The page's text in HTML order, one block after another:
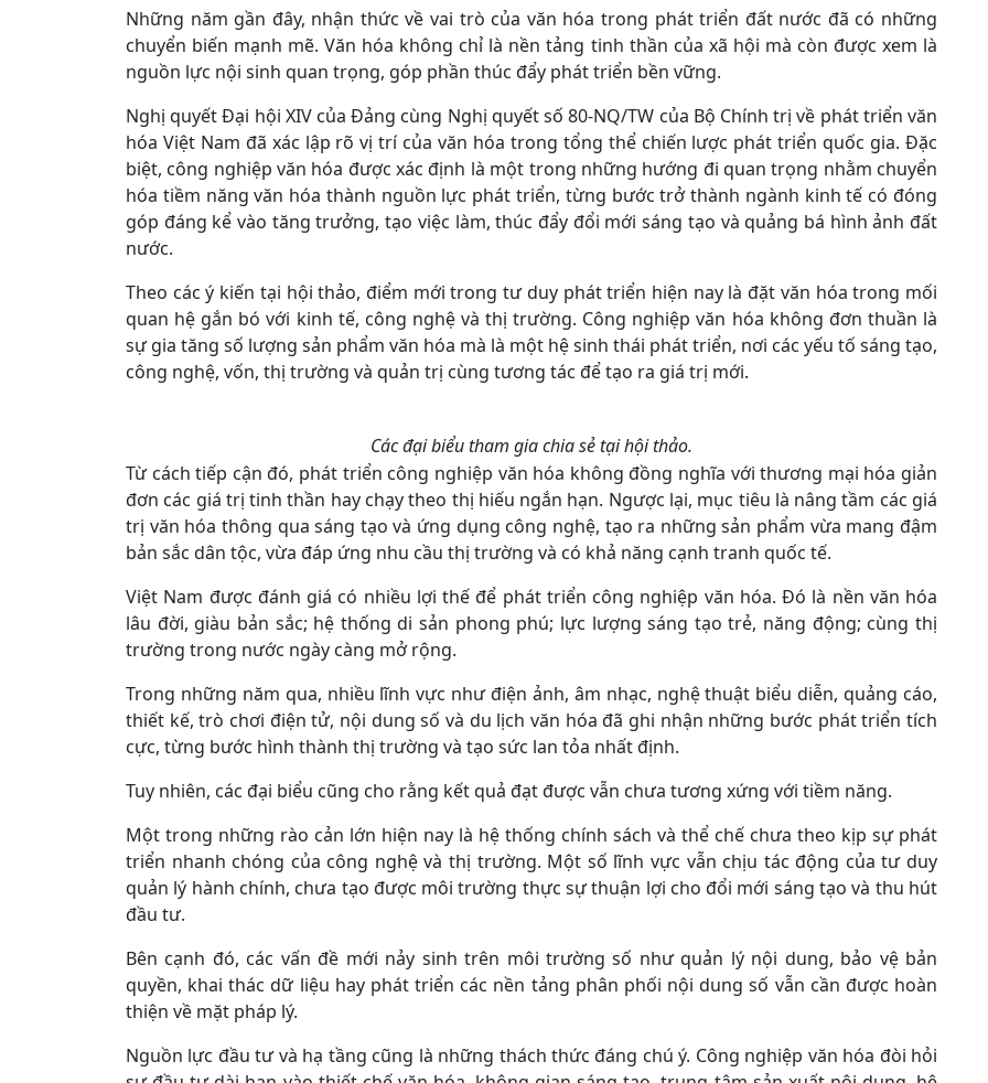
Những năm gần đây, nhận thức về vai trò của văn hóa trong phát triển đất nước đã có những
chuyển biến mạnh mẽ. Văn hóa không chỉ là nền tảng tinh thần của xã hội mà còn được xem là
nguồn lực nội sinh quan trọng, góp phần thúc đẩy phát triển bền vững.
Nghị quyết Đại hội XIV của Đảng cùng Nghị quyết số 80-NQ/TW của Bộ Chính trị về phát triển văn
hóa Việt Nam đã xác lập rõ vị trí của văn hóa trong tổng thể chiến lược phát triển quốc gia. Đặc
biệt, công nghiệp văn hóa được xác định là một trong những hướng đi quan trọng nhằm chuyển
hóa tiềm năng văn hóa thành nguồn lực phát triển, từng bước trở thành ngành kinh tế có đóng
góp đáng kể vào tăng trưởng, tạo việc làm, thúc đẩy đổi mới sáng tạo và quảng bá hình ảnh đất
nước.
Theo các ý kiến tại hội thảo, điểm mới trong tư duy phát triển hiện nay là đặt văn hóa trong mối
quan hệ gắn bó với kinh tế, công nghệ và thị trường. Công nghiệp văn hóa không đơn thuần là
sự gia tăng số lượng sản phẩm văn hóa mà là một hệ sinh thái phát triển, nơi các yếu tố sáng tạo,
công nghệ, vốn, thị trường và quản trị cùng tương tác để tạo ra giá trị mới.
Các đại biểu tham gia chia sẻ tại hội thảo.
Từ cách tiếp cận đó, phát triển công nghiệp văn hóa không đồng nghĩa với thương mại hóa giản
đơn các giá trị tinh thần hay chạy theo thị hiếu ngắn hạn. Ngược lại, mục tiêu là nâng tầm các giá
trị văn hóa thông qua sáng tạo và ứng dụng công nghệ, tạo ra những sản phẩm vừa mang đậm
bản sắc dân tộc, vừa đáp ứng nhu cầu thị trường và có khả năng cạnh tranh quốc tế.
Việt Nam được đánh giá có nhiều lợi thế để phát triển công nghiệp văn hóa. Đó là nền văn hóa
lâu đời, giàu bản sắc; hệ thống di sản phong phú; lực lượng sáng tạo trẻ, năng động; cùng thị
trường trong nước ngày càng mở rộng.
Trong những năm qua, nhiều lĩnh vực như điện ảnh, âm nhạc, nghệ thuật biểu diễn, quảng cáo,
thiết kế, trò chơi điện tử, nội dung số và du lịch văn hóa đã ghi nhận những bước phát triển tích
cực, từng bước hình thành thị trường và tạo sức lan tỏa nhất định.
Tuy nhiên, các đại biểu cũng cho rằng kết quả đạt được vẫn chưa tương xứng với tiềm năng.
Một trong những rào cản lớn hiện nay là hệ thống chính sách và thể chế chưa theo kịp sự phát
triển nhanh chóng của công nghệ và thị trường. Một số lĩnh vực vẫn chịu tác động của tư duy
quản lý hành chính, chưa tạo được môi trường thực sự thuận lợi cho đổi mới sáng tạo và thu hút
đầu tư.
Bên cạnh đó, các vấn đề mới nảy sinh trên môi trường số như quản lý nội dung, bảo vệ bản
quyền, khai thác dữ liệu hay phát triển các nền tảng phân phối nội dung số vẫn cần được hoàn
thiện về mặt pháp lý.
Nguồn lực đầu tư và hạ tầng cũng là những thách thức đáng chú ý. Công nghiệp văn hóa đòi hỏi